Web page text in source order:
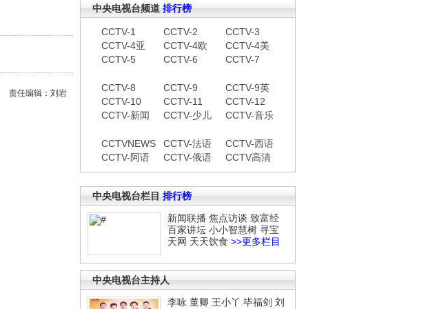
中央电视台频道 排行榜
CCTV-1 CCTV-2
CCTV-3
CCTV-4亚
CCTV-4欧
CCTV-4美
CCTV-5
CCTV-6 CCTV-7
CCTV-8 CCTV-9
CCTV-9英
CCTV-10
CCTV-11
CCTV-12
CCTV-新闻
CCTV-少儿 CCTV-音乐
CCTVNEWS CCTV-法语
CCTV-西语
CCTV-阿语
CCTV-俄语 CCTV高清
中央电视台栏目 排行榜
新闻联播 焦点访谈 致富经
百家讲坛 小小智慧树 寻宝
天网 天天饮食 >>更多栏目
中央电视台主持人
李咏 董卿 王小丫 毕福剑 刘
责任编辑：刘岩